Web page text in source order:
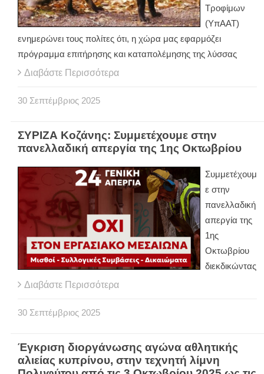
Τροφίμων
(ΥπΑΑΤ)
ενημερώνει τους πολίτες ότι, η χώρα μας εφαρμόζει
πρόγραμμα επιτήρησης και καταπολέμησης της λύσσας
Διαβάστε Περισσότερα
30 Σεπτέμβριος 2025
ΣΥΡΙΖΑ Κοζάνης: Συμμετέχουμε στην
πανελλαδική απεργία της 1ης Οκτωβρίου
Συμμετέχουμ
ε στην
πανελλαδική
απεργία της
1ης
Οκτωβρίου
διεκδικώντας
Διαβάστε Περισσότερα
30 Σεπτέμβριος 2025
Έγκριση διοργάνωσης αγώνα αθλητικής
αλιείας κυπρίνου, στην τεχνητή λίμνη